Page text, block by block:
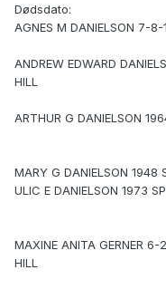
Dødsdato:
AGNES M DANIELSON 7-8-
ANDREW EDWARD
HILL
ARTHUR G DANIELSON
MARY G DANIELSON 1948
ULIC E DANIELSON 1973
MAXINE ANITA GERNER 6-
HILL